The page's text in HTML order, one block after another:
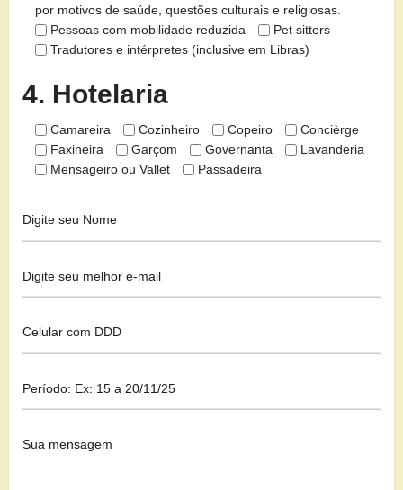
por motivos de saúde, questões culturais e religiosas.
Pessoas com mobilidade reduzida
Pet sitters
Tradutores e intérpretes (inclusive em Libras)
4. Hotelaria
Camareira Cozinheiro Copeiro
Concièrge
Faxineira
Garçom Governanta
Lavanderia
Mensageiro ou Vallet
Passadeira